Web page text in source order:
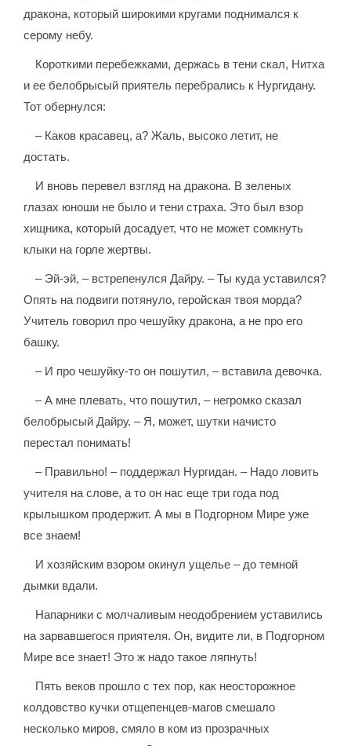
дракона, который широкими кругами поднимался к
серому небу.
Короткими перебежками, держась в тени скал, Нитха
и ее белобрысый приятель перебрались к Нургидану.
Тот обернулся:
– Каков красавец, а? Жаль, высоко летит, не
достать.
И вновь перевел взгляд на дракона. В зеленых
глазах юноши не было и тени страха. Это был взор
хищника, который досадует, что не может сомкнуть
клыки на горле жертвы.
– Эй-эй, – встрепенулся Дайру. – Ты куда уставился?
Опять на подвиги потянуло, геройская твоя морда?
Учитель говорил про чешуйку дракона, а не про его
башку.
– И про чешуйку-то он пошутил, – вставила девочка.
– А мне плевать, что пошутил, – негромко сказал
белобрысый Дайру. – Я, может, шутки начисто
перестал понимать!
– Правильно! – поддержал Нургидан. – Надо ловить
учителя на слове, а то он нас еще три года под
крылышком продержит. А мы в Подгорном Мире уже
все знаем!
И хозяйским взором окинул ущелье – до темной
дымки вдали.
Напарники с молчаливым неодобрением уставились
на зарвавшегося приятеля. Он, видите ли, в Подгорном
Мире все знает! Это ж надо такое ляпнуть!
Пять веков прошло с тех пор, как неосторожное
колдовство кучки отщепенцев-магов смешало
несколько миров, смяло в ком из прозрачных